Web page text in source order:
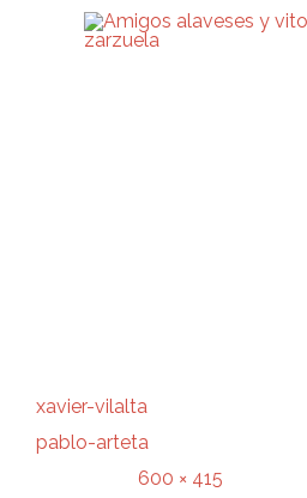
xavier-vilalta
pablo-arteta
600 × 415